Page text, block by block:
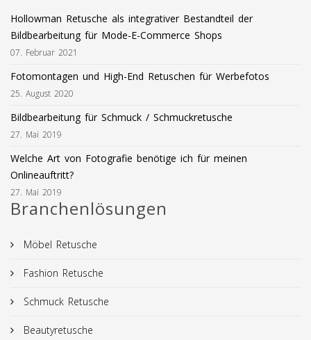
Hollowman Retusche als integrativer Bestandteil der
Bildbearbeitung für Mode-E-Commerce Shops
07. Februar 2021
Fotomontagen und High-End Retuschen für Werbefotos
25. August 2020
Bildbearbeitung für Schmuck / Schmuckretusche
27. Mai 2019
Welche Art von Fotografie benötige ich für meinen
Onlineauftritt?
27. Mai 2019
Branchenlösungen
Möbel Retusche
Fashion Retusche
Schmuck Retusche
Beautyretusche